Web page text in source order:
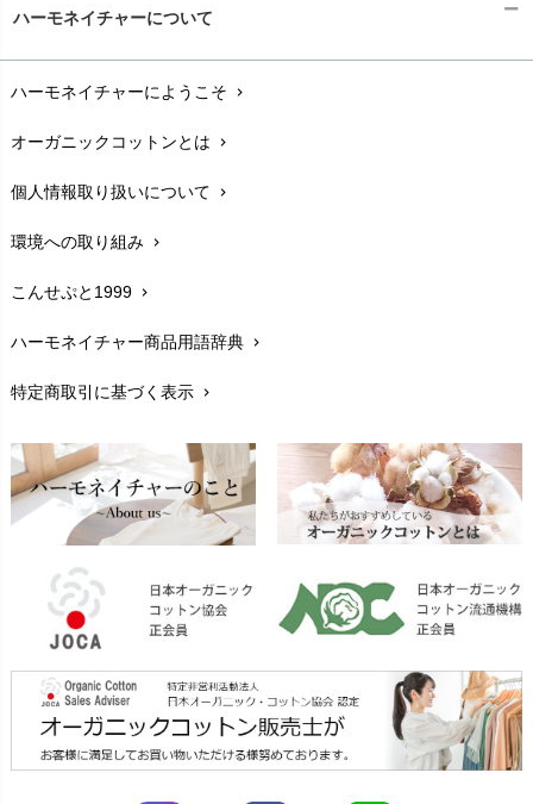
配送と送料chevron_right
在庫状況と発送予定chevron_right
サイズ・寸法chevron_right
生地・素材chevron_right
お手入れについて
レビューを書こうchevron_right
返品交換chevron_right
FAXでのご注文
お問い合わせchevron_right
ハーモネイチャーについて
ハーモネイチャーにようこそ chevron_right
オーガニックコットンとは chevron_right
個人情報取り扱いについて chevron_right
環境への取り組み chevron_right
こんせぷと1999 chevron_right
ハーモネイチャー商品用語辞典 chevron_right
特定商取引に基づく表示 chevron_right